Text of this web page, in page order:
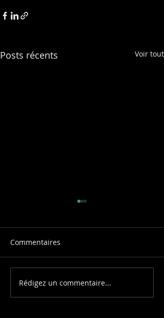
Posts récents Voir tout
Un team building
collaboratif pour
Commentaires
Rédigez un commentaire...